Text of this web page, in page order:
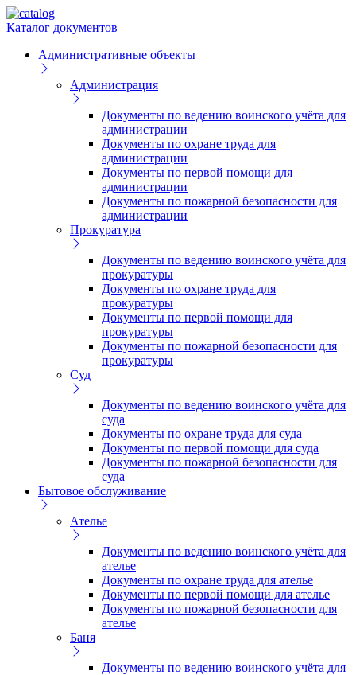
Каталог документов
Административные объекты
Администрация
Документы по ведению воинского учёта для
администрации
Документы по охране труда для
администрации
Документы по первой помощи для
администрации
Документы по пожарной безопасности для
администрации
Прокуратура
Документы по ведению воинского учёта для
прокуратуры
Документы по охране труда для
прокуратуры
Документы по первой помощи для
прокуратуры
Документы по пожарной безопасности для
прокуратуры
Суд
Документы по ведению воинского учёта для
суда
Документы по охране труда для суда
Документы по первой помощи для суда
Документы по пожарной безопасности для
суда
Бытовое обслуживание
Ателье
Документы по ведению воинского учёта для
ателье
Документы по охране труда для ателье
Документы по первой помощи для ателье
Документы по пожарной безопасности для
ателье
Баня
Документы по ведению воинского учёта для